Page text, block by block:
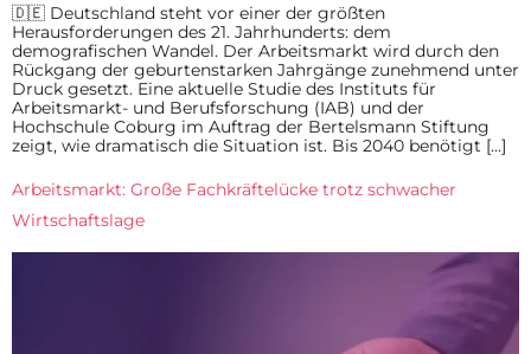
🇩🇪 Deutschland steht vor einer der größten
Herausforderungen des 21. Jahrhunderts: dem
demografischen Wandel. Der Arbeitsmarkt wird durch den
Rückgang der geburtenstarken Jahrgänge zunehmend unter
Druck gesetzt. Eine aktuelle Studie des Instituts für
Arbeitsmarkt- und Berufsforschung (IAB) und der
Hochschule Coburg im Auftrag der Bertelsmann Stiftung
zeigt, wie dramatisch die Situation ist. Bis 2040 benötigt […]
Arbeitsmarkt: Große Fachkräftelücke trotz schwacher
Wirtschaftslage